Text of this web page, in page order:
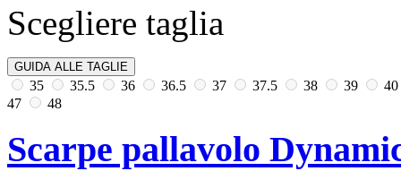
Scegliere taglia
GUIDA ALLE TAGLIE
35 35.5 36 36.5 37 37.5 38 39
40
47
48
Scarpe pallavolo